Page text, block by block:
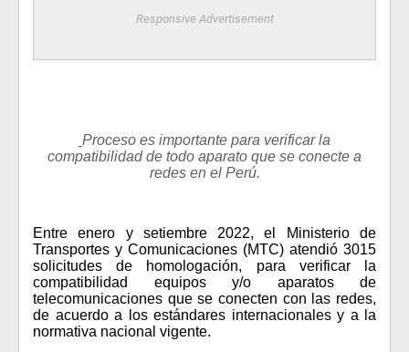
Responsive Advertisement
Proceso es importante para verificar la
compatibilidad de todo aparato que se conecte a
redes en el Perú.
Entre enero y setiembre 2022, el Ministerio de
Transportes y Comunicaciones (MTC) atendió 3015
solicitudes de homologación, para verificar la
compatibilidad equipos y/o aparatos de
telecomunicaciones que se conecten con las redes,
de acuerdo a los estándares internacionales y a la
normativa nacional vigente.